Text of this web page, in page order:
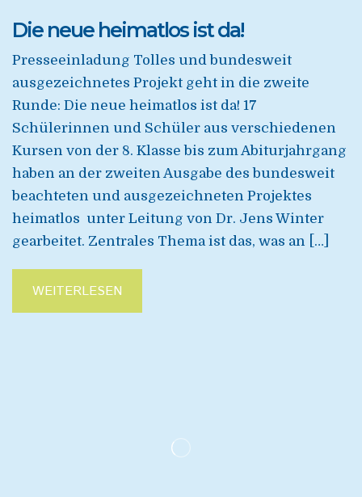
Die neue heimatlos ist da!
Presseeinladung Tolles und bundesweit
ausgezeichnetes Projekt geht in die zweite
Runde: Die neue heimatlos ist da! 17
Schülerinnen und Schüler aus verschiedenen
Kursen von der 8. Klasse bis zum Abiturjahrgang
haben an der zweiten Ausgabe des bundesweit
beachteten und ausgezeichneten Projektes
heimatlos unter Leitung von Dr. Jens Winter
gearbeitet. Zentrales Thema ist das, was an […]
WEITERLESEN